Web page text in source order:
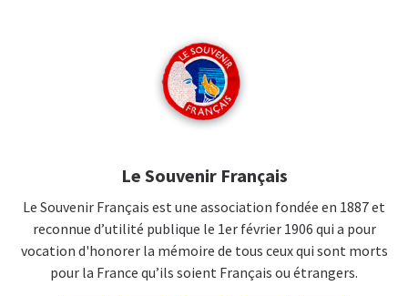
Le Souvenir Français
Le Souvenir Français est une association fondée en 1887 et
reconnue d’utilité publique le 1er février 1906 qui a pour
vocation d'honorer la mémoire de tous ceux qui sont morts
pour la France qu’ils soient Français ou étrangers.